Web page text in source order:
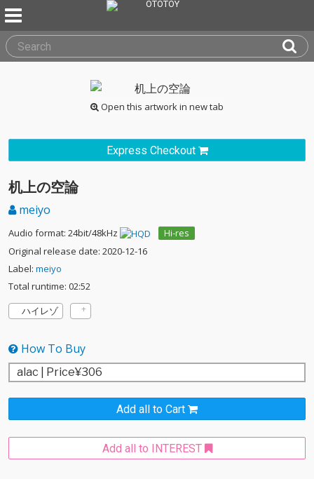
Open this artwork in new tab
Express Checkout
机上の空論
meiyo
Audio format: 24bit/48kHz
Hi-res
Original release date: 2020-12-16
Label: meiyo
Total runtime: 02:52
ハイレゾ
How To Buy
Add all to Cart
Add all to INTEREST